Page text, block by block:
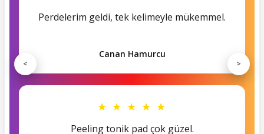
Perdelerim geldi, tek kelimeyle mükemmel.
Canan Hamurcu
★ ★ ★ ★ ★
Peeling tonik pad çok güzel.
< >